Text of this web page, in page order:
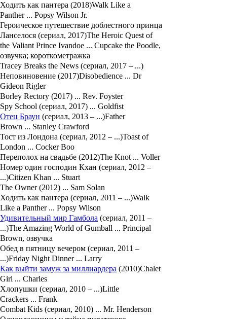
Ходить как пантера (2018)Walk Like a
Panther ... Popsy Wilson Jr.
Героическое путешествие доблестного принца
Ланселося (сериал, 2017)The Heroic Quest of
the Valiant Prince Ivandoe ... Cupcake the Poodle,
озвучка; короткометражка
Tracey Breaks the News (сериал, 2017 – ...)
Неповиновение (2017)Disobedience ... Dr
Gideon Rigler
Borley Rectory (2017) ... Rev. Foyster
Spy School (сериал, 2017) ... Goldfist
Отец Браун (сериал, 2013 – ...)Father
Brown ... Stanley Crawford
Тост из Лондона (сериал, 2012 – ...)Toast of
London ... Cocker Boo
Переполох на свадьбе (2012)The Knot ... Voller
Номер один господин Кхан (сериал, 2012 –
...)Citizen Khan ... Stuart
The Owner (2012) ... Sam Solan
Ходить как пантера (сериал, 2011 – ...)Walk
Like a Panther ... Popsy Wilson
Удивительный мир Гамбола (сериал, 2011 –
...)The Amazing World of Gumball ... Principal
Brown, озвучка
Обед в пятницу вечером (сериал, 2011 –
...)Friday Night Dinner ... Larry
Как выйти замуж за миллиардера (2010)Chalet
Girl ... Charles
Хлопушки (сериал, 2010 – ...)Little
Crackers ... Frank
Combat Kids (сериал, 2010) ... Mr. Henderson